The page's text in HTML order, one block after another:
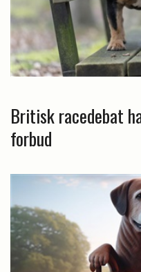
Britisk racedebat
forbud